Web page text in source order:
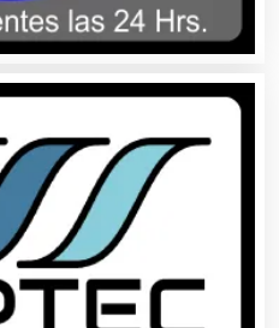
para Fiestas
de Etiqueta